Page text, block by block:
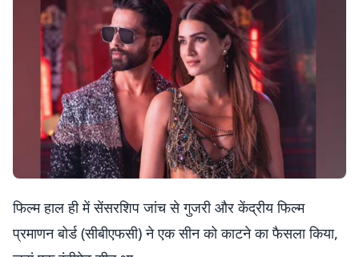
फिल्म हाल ही में सेंसरशिप जांच से गुजरी और केंद्रीय फिल्म
प्रमाणन बोर्ड (सीबीएफसी) ने एक सीन को काटने का फैसला किया,